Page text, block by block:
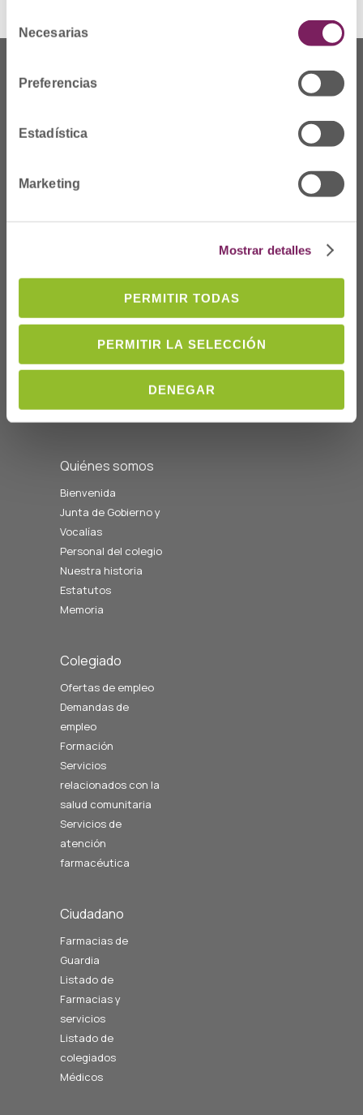
de
Necesarias
Preferencias
Estadística
Marketing
Mostrar detalles
PERMITIR TODAS
PERMITIR LA SELECCIÓN
DENEGAR
20006 Donostia/San
Telf: 943 42 91 14
Quiénes somos
Bienvenida
Junta de Gobierno y
Vocalías
Personal del colegio
Nuestra historia
Estatutos
Memoria
Colegiado
Ofertas de empleo
Demandas de
empleo
Formación
Servicios
relacionados con la
salud comunitaria
Servicios de
atención
farmacéutica
Ciudadano
Farmacias de
Guardia
Listado de
Farmacias y
servicios
Listado de
colegiados
Médicos